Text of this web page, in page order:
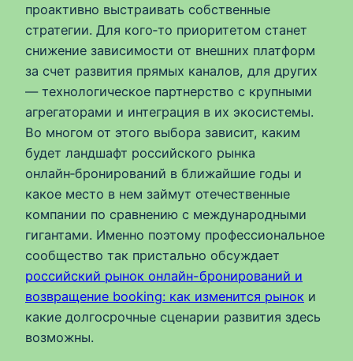
проактивно выстраивать собственные
стратегии. Для кого‑то приоритетом станет
снижение зависимости от внешних платформ
за счет развития прямых каналов, для других
— технологическое партнерство с крупными
агрегаторами и интеграция в их экосистемы.
Во многом от этого выбора зависит, каким
будет ландшафт российского рынка
онлайн‑бронирований в ближайшие годы и
какое место в нем займут отечественные
компании по сравнению с международными
гигантами. Именно поэтому профессиональное
сообщество так пристально обсуждает
российский рынок онлайн-бронирований и
возвращение booking: как изменится рынок и
какие долгосрочные сценарии развития здесь
возможны.